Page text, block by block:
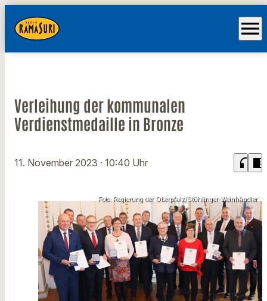
menu
Verleihung der kommunalen
Verdienstmedaille in Bronze
11. November 2023 · 10:40 Uhr headphones chrome_reader_mode
Foto: Regierung der Oberpfalz/Stühlinger-Weinhändler